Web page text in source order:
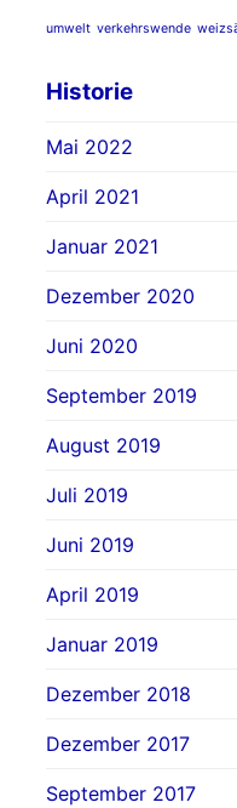
umwelt verkehrswende
Historie
Mai 2022
April 2021
Januar 2021
Dezember 2020
Juni 2020
September 2019
August 2019
Juli 2019
Juni 2019
April 2019
Januar 2019
Dezember 2018
Dezember 2017
September 2017